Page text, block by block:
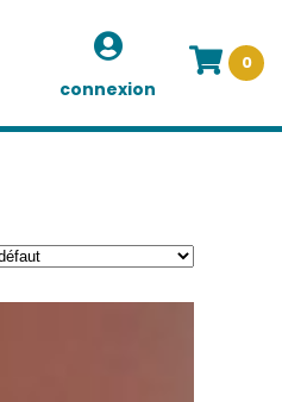
connexion
0